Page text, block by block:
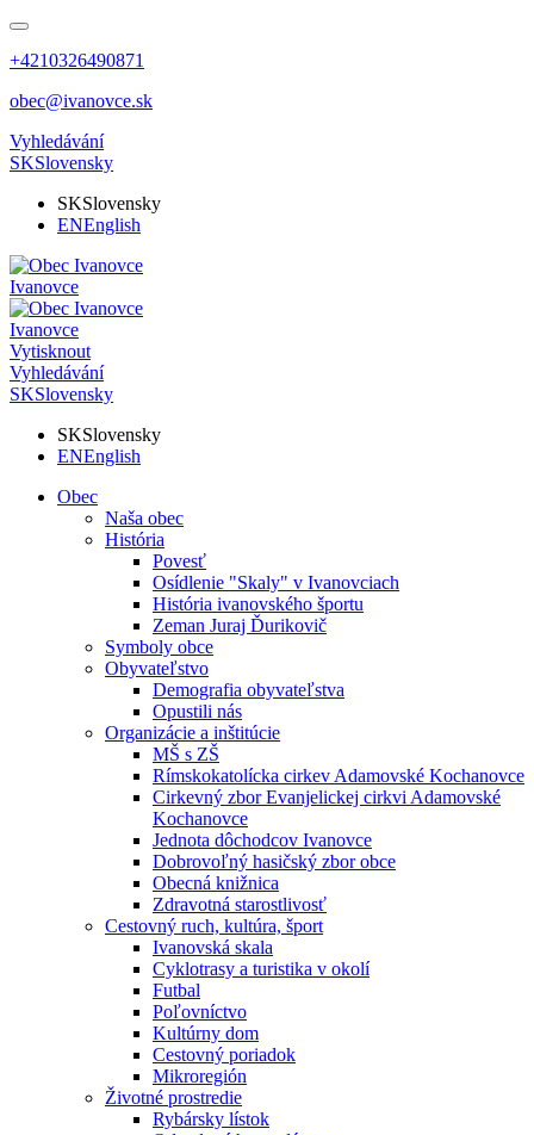
+4210326490871
obec@ivanovce.sk
Vyhledávání
SKSlovensky
SKSlovensky
ENEnglish
Ivanovce
Ivanovce
Vytisknout
Vyhledávání
SKSlovensky
SKSlovensky
ENEnglish
Obec
Naša obec
História
Povesť
Osídlenie "Skaly" v Ivanovciach
História ivanovského športu
Zeman Juraj Ďurikovič
Symboly obce
Obyvateľstvo
Demografia obyvateľstva
Opustili nás
Organizácie a inštitúcie
MŠ s ZŠ
Rímskokatolícka cirkev Adamovské Kochanovce
Cirkevný zbor Evanjelickej cirkvi Adamovské
Kochanovce
Jednota dôchodcov Ivanovce
Dobrovoľný hasičský zbor obce
Obecná knižnica
Zdravotná starostlivosť
Cestovný ruch, kultúra, šport
Ivanovská skala
Cyklotrasy a turistika v okolí
Futbal
Poľovníctvo
Kultúrny dom
Cestovný poriadok
Mikroregión
Životné prostredie
Rybársky lístok